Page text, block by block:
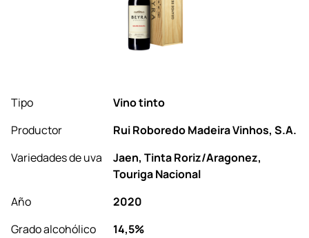
Tipo
Vino tinto
Productor
Rui Roboredo Madeira Vinhos, S.A.
Variedades de uva
Jaen, Tinta Roriz/Aragonez,
Touriga Nacional
Año
2020
Grado alcohólico
14,5%